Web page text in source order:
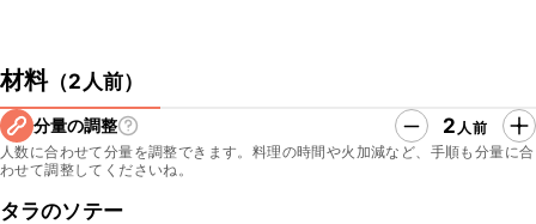
材料（2人前）
分量の調整 2 人前
人数に合わせて分量を調整できます。料理の時間や火加減など、手順も分量に合
わせて調整してくださいね。
タラのソテー